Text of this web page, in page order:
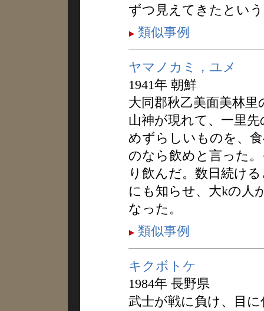
ずつ見えてきたとい
類似事例
ヤマノカミ，ユメ
1941年 朝鮮
大同郡秋乙美面美林
山神が現れて、一里
めずらしいものを、
のなら飲めと言った
り飲んだ。数日続け
にも知らせ、大kの人
なった。
類似事例
キクボトケ
1984年 長野県
武士が戦に負け、目